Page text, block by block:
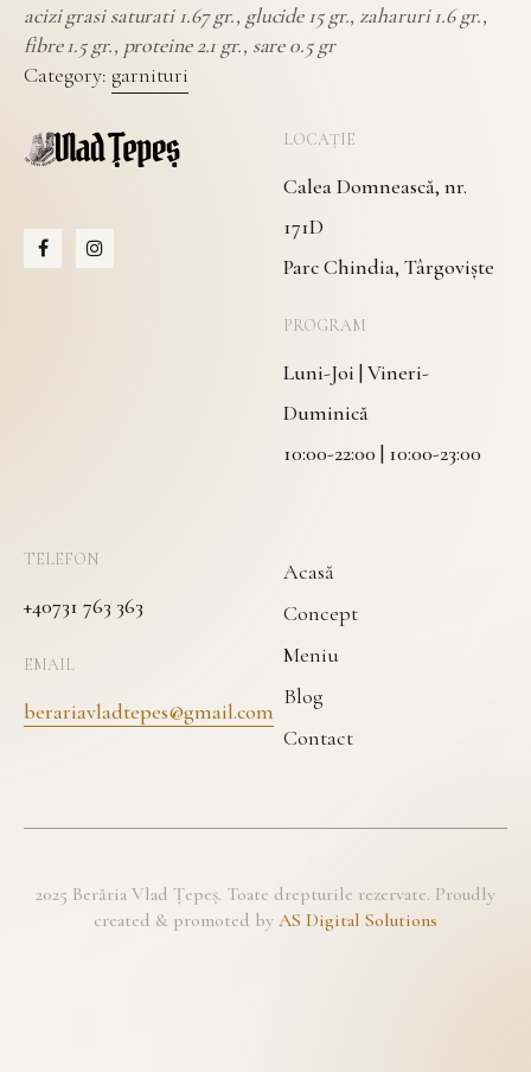
acizi grasi saturati 1.67 gr., glucide 15 gr., zaharuri 1.6 gr.,
fibre 1.5 gr., proteine 2.1 gr., sare 0.5 gr
Category: garnituri
LOCAȚIE
Calea Domnească, nr.
171D
Parc Chindia, Târgoviște
PROGRAM
Luni-Joi | Vineri-
Duminică
10:00-22:00 | 10:00-23:00
TELEFON
+40731 763 363
EMAIL
berariavladtepes@gmail.com
Acasă
Concept
Meniu
Blog
Contact
2025 Berăria Vlad Țepeș. Toate drepturile rezervate. Proudly
created & promoted by AS Digital Solutions